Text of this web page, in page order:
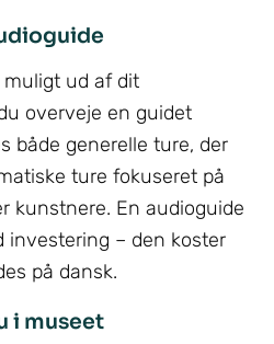
ud af dit
overveje en guidet
både generelle ture, der
ture fokuseret på
kunstnere. En audioguide
– den koster
på dansk.
i museet